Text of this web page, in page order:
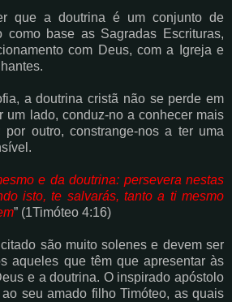
que a doutrina é um conjunto de
como base as Sagradas Escrituras,
com Deus, com a Igreja e
a doutrina cristã não se perde em
um lado, conduz-no a conhecer mais
por outro, constrange-nos a ter uma
e da doutrina: persevera nestas
isto,te salvarás, tanto a ti mesmo
” (1Timóteo 4:16)
são muito solenes e devem ser
aqueles que têm que apresentar às
e a doutrina. O inspirado apóstolo
ao seu amado filho Timóteo, as quais